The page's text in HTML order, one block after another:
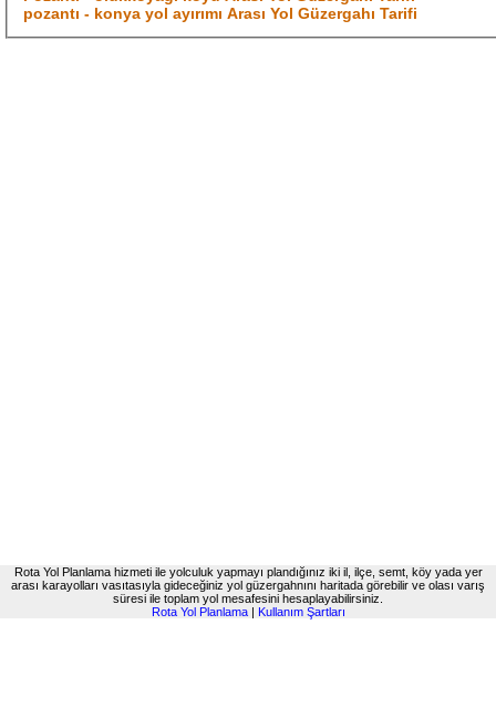
pozantı - konya yol ayırımı Arası Yol Güzergahı Tarifi
Rota Yol Planlama hizmeti ile yolculuk yapmayı plandığınız iki il, ilçe, semt, köy yada yer
arası karayolları vasıtasıyla gideceğiniz yol güzergahnını haritada görebilir ve olası varış
süresi ile toplam yol mesafesini hesaplayabilirsiniz.
Rota Yol Planlama| Kullanım Şartları